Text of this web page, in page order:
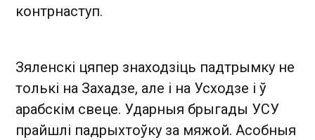
контрнаступ.
Зяленскі цяпер знаходзіць падтрымку не
толькі на Захадзе, але і на Усходзе і ў
арабскім свеце. Ударныя брыгады УСУ
прайшлі падрыхтоўку за мяжой. Асобныя